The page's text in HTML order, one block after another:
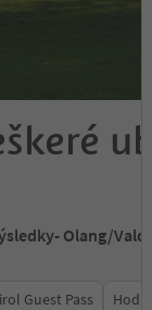
- Olang/
Guest Pass